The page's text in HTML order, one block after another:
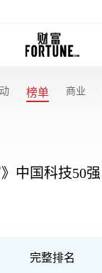
榜单 商业
中国科技50强
完整排名